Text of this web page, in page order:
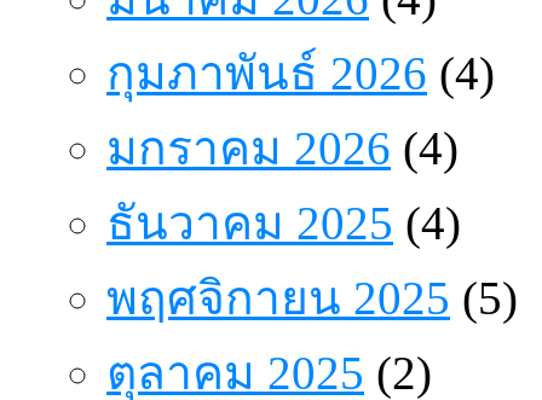
กุมภาพันธ์ 2026 (4)
มกราคม 2026 (4)
ธันวาคม 2025 (4)
พฤศจิกายน 2025 (5)
ตุลาคม 2025 (2)